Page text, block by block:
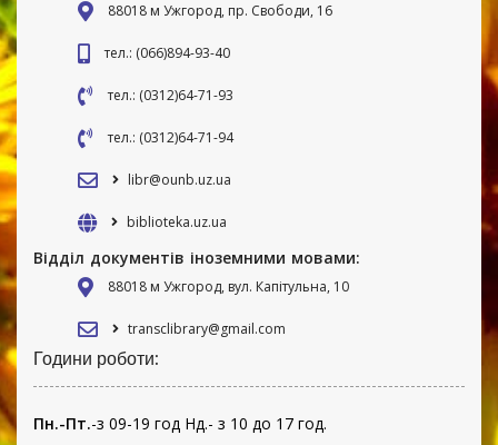
88018 м Ужгород, пр. Свободи, 16
тел.: (066)894-93-40
тел.: (0312)64-71-93
тел.: (0312)64-71-94
libr@ounb.uz.ua
biblioteka.uz.ua
Відділ документів іноземними мовами:
88018 м Ужгород, вул. Капітульна, 10
transclibrary@gmail.com
Години роботи:
Пн.-Пт.-з 09-19 год Нд.- з 10 до 17 год.